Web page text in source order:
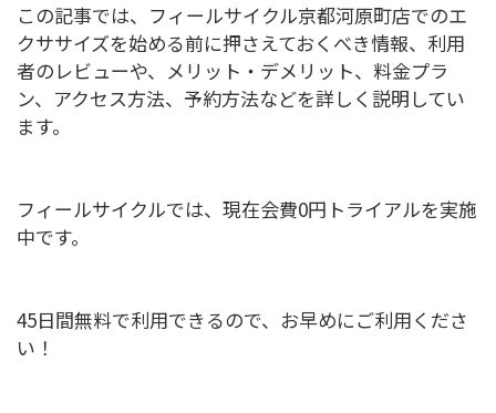
この記事では、フィールサイクル京都河原町店でのエ
クササイズを始める前に押さえておくべき情報、利用
者のレビューや、メリット・デメリット、料金プラ
ン、アクセス方法、予約方法などを詳しく説明してい
ます。
フィールサイクルでは、現在会費0円トライアルを実施
中です。
45日間無料で利用できるので、お早めにご利用くださ
い！